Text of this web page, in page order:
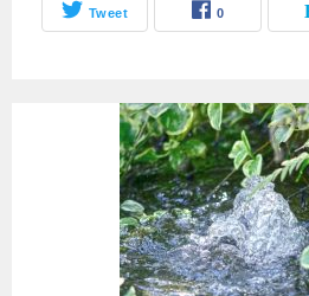
Tweet 0